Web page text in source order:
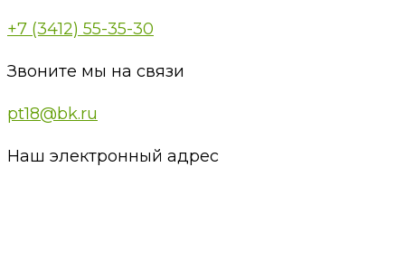
+7 (3412) 55-35-30
Звоните мы на связи
pt18@bk.ru
Наш электронный адрес